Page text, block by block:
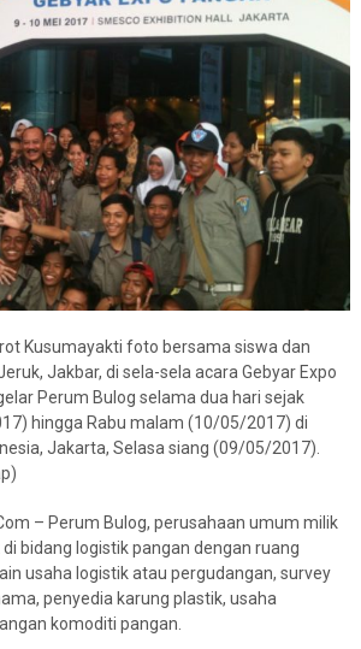
Kusumayakti foto bersama siswa dan
Jakbar, di sela-sela acara Gebyar Expo
Perum Bulog selama dua hari sejak
hingga Rabu malam (10/05/2017) di
Jakarta, Selasa siang (09/05/2017).
– Perum Bulog, perusahaan umum milik
bidang logistik pangan dengan ruang
usaha logistik atau pergudangan, survey
penyedia karung plastik, usaha
komoditi pangan.